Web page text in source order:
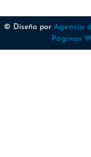
© Diseño por Agencia
Páginas